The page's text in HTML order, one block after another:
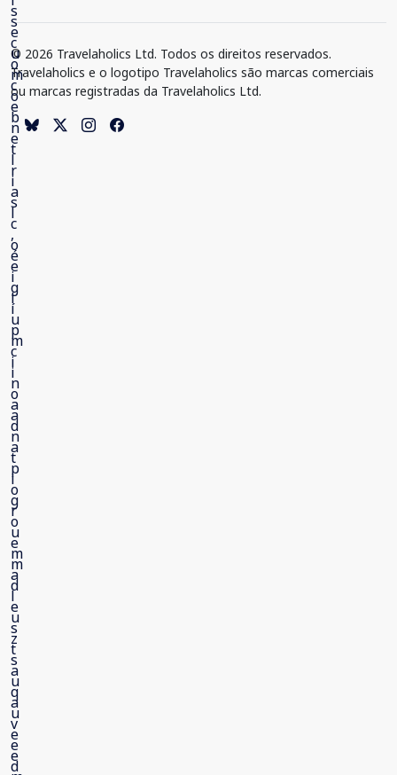
© 2026 Travelaholics Ltd. Todos os direitos reservados.
Travelaholics e o logotipo Travelaholics são marcas comerciais
ou marcas registradas da Travelaholics Ltd.